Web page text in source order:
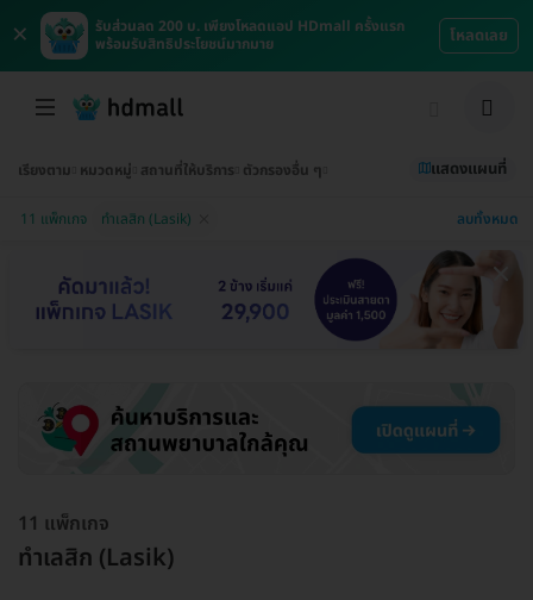
×
รับส่วนลด 200 บ. เพียงโหลดแอป HDmall ครั้งแรก
พร้อมรับสิทธิประโยชน์มากมาย
โหลดเลย
เรียงตาม หมวดหมู่ สถานที่ให้บริการ ตัวกรองอื่น ๆ แสดงแผนที่
11 แพ็กเกจ ทำเลสิก (Lasik) ลบทั้งหมด
11 แพ็กเกจ
ทำเลสิก (Lasik)